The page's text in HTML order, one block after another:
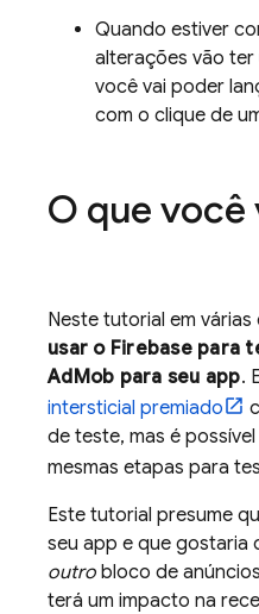
Quando estiver
alterações vão
você vai poder
com o clique de
O que você
Neste tutorial em
usar o Firebase para
AdMob para seu app.
intersticial premiado
de teste, mas é
mesmas etapas para
Este tutorial presume
seu app e que gostaria
outro bloco de
terá um impacto na